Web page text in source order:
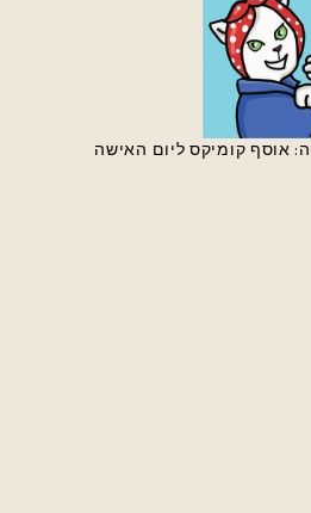
אוסף קומיקס ליום האישה